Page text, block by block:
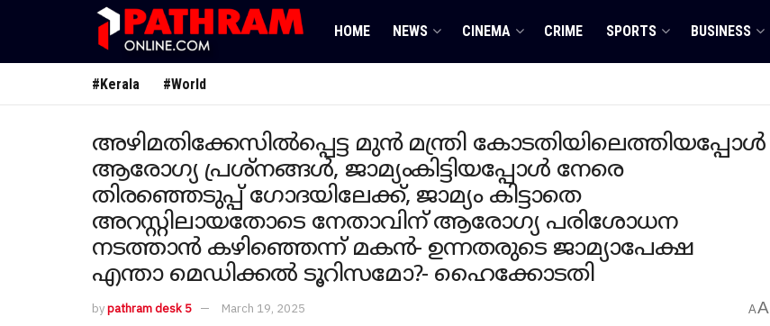
HOME NEWS CINEMA CRIME SPORTS BUSINESS
#Kerala #World
അഴിമതിക്കേസിൽപ്പെട്ട മുൻ മന്ത്രി കോടതിയിലെത്തിയപ്പോൾ
ആരോ​ഗ്യ പ്രശ്നങ്ങൾ, ജാമ്യംകിട്ടിയപ്പോൾ നേരെ
തിരഞ്ഞെടുപ്പ് ​ഗോദയിലേക്ക്, ജാമ്യം കിട്ടാതെ
അറസ്റ്റിലായതോടെ നേതാവിന് ആരോഗ്യ പരിശോധന
നടത്താൻ കഴിഞ്ഞെന്ന് മകൻ- ഉന്നതരുടെ ജാമ്യാപേക്ഷ
എന്താ മെഡിക്കൽ ടൂറിസമോ?- ഹൈക്കോടതി
bypathram desk 5 March 19, 2025 AA